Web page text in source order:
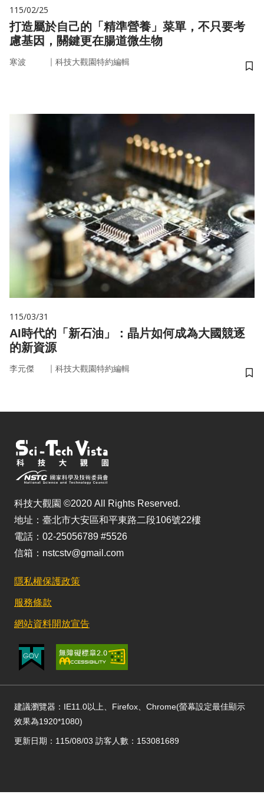
115/02/25
打造屬於自己的「精準營養」菜單，不只要考
慮基因，關鍵更在腸道微生物
寒波 ｜ 科技大觀園特約編輯
儲
115/03/31
AI時代的「新石油」：晶片如何成為大國競逐
的新資源
李元傑 ｜ 科技大觀園特約編輯
儲
科技大觀園 ©2020 All Rights Reserved.
地址：臺北市大安區和平東路二段106號22樓
電話：02-25056789 #5526
信箱：nstcstv@gmail.com
隱私權保護政策
服務條款
網站資料開放宣告
建議瀏覽器：IE11.0以上、Firefox、Chrome(螢幕設定最佳顯示
效果為1920*1080)
更新日期：115/08/03 訪客人數：153081689